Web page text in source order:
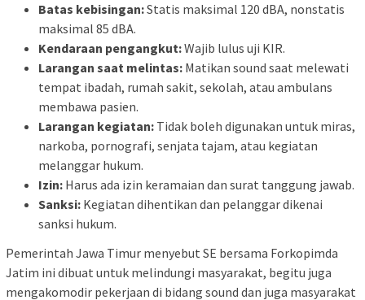
Batas kebisingan:Statis maksimal 120 dBA, nonstatis
maksimal 85 dBA.
Kendaraan pengangkut:Wajib lulus uji KIR.
Larangan saat melintas: Matikan sound saat melewati
tempat ibadah, rumah sakit, sekolah, atau ambulans
membawa pasien.
Larangan kegiatan: Tidak boleh digunakan untuk miras,
narkoba, pornografi, senjata tajam, atau kegiatan
melanggar hukum.
Izin: Harus ada izin keramaian dan surat tanggung jawab.
Sanksi: Kegiatan dihentikan dan pelanggar dikenai
sanksi hukum.
Pemerintah Jawa Timur menyebut SE bersama Forkopimda
Jatim ini dibuat untuk melindungi masyarakat, begitu juga
mengakomodir pekerjaan di bidang sound dan juga masyarakat